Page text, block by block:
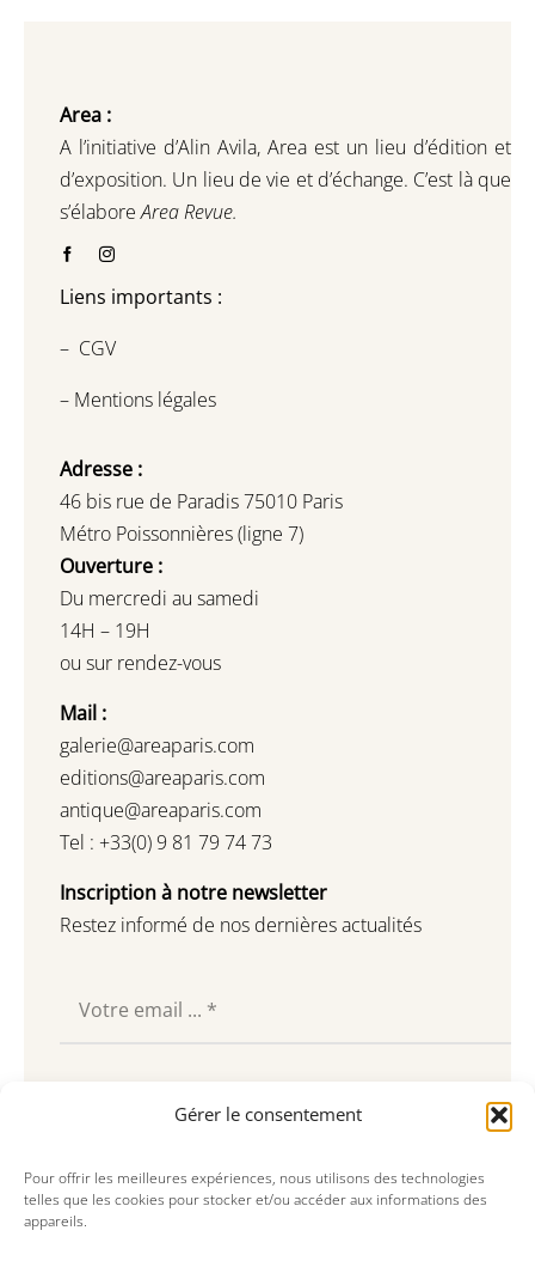
Gérer le consentement
Pour offrir les meilleures expériences, nous utilisons des technologies
telles que les cookies pour stocker et/ou accéder aux informations des
appareils.
Area :
A l’initiative d’Alin Avila, Area est un lieu d’édition et
d’exposition. Un lieu de vie et d’échange. C’est là que
s’élaboreArea Revue.
Liens importants :
– CGV
– Mentions légales
Adresse :
46 bis rue de Paradis 75010 Paris
Métro Poissonnières (ligne 7)
Ouverture :
Du mercredi au samedi
14H – 19H
ou sur rendez-vous
Mail :
galerie@areaparis.com
editions@areaparis.com
antique@areaparis.com
Tel : +33(0) 9 81 79 74 73
Inscription à notre newsletter
Restez informé de nos dernières actualités
Souscrire